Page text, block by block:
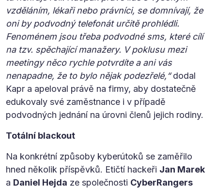
vzděláním, lékaři nebo právníci, se domnívají, že
oni by podvodný telefonát určitě prohlédli.
Fenoménem jsou třeba podvodné sms, které cílí
na tzv. spěchající manažery. V poklusu mezi
meetingy něco rychle potvrdíte a ani vás
nenapadne, že to bylo nějak podezřelé,“dodal
Kapr a apeloval právě na firmy, aby dostatečně
edukovaly své zaměstnance i v případě
podvodných jednání na úrovni členů jejich rodiny.
Totální blackout
Na konkrétní způsoby kyberútoků se zaměřilo
hned několik příspěvků. Etičtí hackeři Jan Marek
a Daniel Hejda ze společnosti CyberRangers